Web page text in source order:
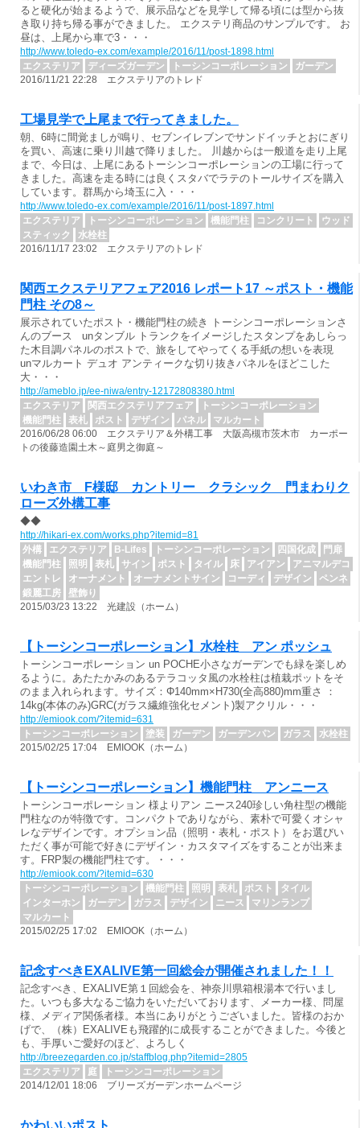
ると硬化が始まるようで、展示品などを見学して帰る頃には型から抜
き取り持ち帰る事ができました。 エクステリ商品のサンプルです。 お
昼は、上尾から車で3・・・
http://www.toledo-ex.com/example/2016/11/post-1898.html
エクステリア
ディーズガーデン トーシンコーポレーション
ガーデン
2016/11/21 22:28 エクステリアのトレド
工場見学で上尾まで行ってきました。
朝、6時に間覚ましが鳴り、セブンイレブンでサンドイッチとおにぎり
を買い、高速に乗り川越で降りました。 川越からは一般道を走り上尾
まで、今日は、上尾にあるトーシンコーポレーションの工場に行って
きました。高速を走る時には良くスタバでラテのトールサイズを購入
しています。群馬から埼玉に入・・・
http://www.toledo-ex.com/example/2016/11/post-1897.html
エクステリア
トーシンコーポレーション 機能門柱 コンクリート
ウッド
スティック
水栓柱
2016/11/17 23:02 エクステリアのトレド
関西エクステリアフェア2016 レポート17 ～ポスト・機能
門柱 その8～
展示されていたポスト・機能門柱の続き トーシンコーポレーションさ
んのブース unタンブル トランクをイメージしたスタンプをあしらっ
た木目調パネルのポストで、旅をしてやってくる手紙の想いを表現
unマルカート デュオ アンティークな切り抜きパネルをほどこした
大・・・
http://ameblo.jp/ee-niwa/entry-12172808380.html
エクステリア
関西エクステリアフェア
トーシンコーポレーション
機能門柱
表札 ポスト デザイン パネル
マルカート
2016/06/28 06:00 エクステリア＆外構工事 大阪高槻市茨木市 カーポー
トの後藤造園土木～庭男之御庭～
いわき市 F様邸 カントリー クラシック 門まわりク
ローズ外構工事
◆◆
http://hikari-ex.com/works.php?itemid=81
外構
エクステリア B-Lifes トーシンコーポレーション 四国化成
門扉
機能門柱
照明 表札 サイン ポスト タイル 床 アイアン
アニマルデコ
エントレ
オーナメント オーナメントサイン コーディ デザイン
ペンネ
鍛麗工房
壁飾り
2015/03/23 13:22 光建設（ホーム）
【トーシンコーポレーション】水栓柱 アン ポッシュ
トーシンコーポレーション un POCHE小さなガーデンでも緑を楽しめ
るように。あたたかみのあるテラコッタ風の水栓柱は植栽ポットをそ
のまま入れられます。サイズ：Φ140mm×H730(全高880)mm重さ ：
14kg(本体のみ)GRC(ガラス繊維強化セメント)製アクリル・・・
http://emiook.com/?itemid=631
トーシンコーポレーション
塗装 ガーデン ガーデンパン ガラス
水栓柱
2015/02/25 17:04 EMIOOK（ホーム）
【トーシンコーポレーション】機能門柱 アンニース
トーシンコーポレーション 様よりアン ニース240珍しい角柱型の機能
門柱なのが特徴です。コンパクトでありながら、素朴で可愛くオシャ
レなデザインです。オプション品（照明・表札・ポスト）をお選びい
ただく事が可能で好きにデザイン・カスタマイズをすることが出来ま
す。FRP製の機能門柱です。・・・
http://emiook.com/?itemid=630
トーシンコーポレーション
機能門柱 照明 表札 ポスト
タイル
インターホン
ガーデン ガラス デザイン ニース
マリンランプ
マルカート
2015/02/25 17:02 EMIOOK（ホーム）
記念すべきEXALIVE第一回総会が開催されました！！
記念すべき、EXALIVE第１回総会を、神奈川県箱根湯本で行いまし
た。いつも多大なるご協力をいただいております、メーカー様、問屋
様、メディア関係者様。本当にありがとうございました。皆様のおか
げで、（株）EXALIVEも飛躍的に成長することができました。今後と
も、手厚いご愛好のほど、よろしく
http://breezegarden.co.jp/staffblog.php?itemid=2805
エクステリア
庭
トーシンコーポレーション
2014/12/01 18:06 ブリーズガーデンホームページ
かわいいポスト